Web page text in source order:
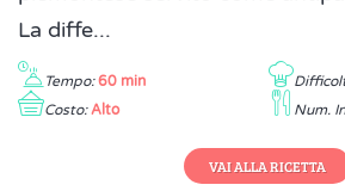
La diffe...
Tempo: 60 min
Costo: Alto Num.
VAI ALLA RICETTA